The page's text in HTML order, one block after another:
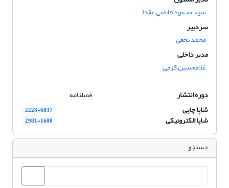
سید محمود فاطمی عقدا
سردبیر
محمد نخعی
مدیر داخلی
غلامحسین کرمی
دوره انتشار
فصلنامه
شاپا چاپی
2228-6837
شاپا الکترونیکی 2981-1600
جستجو